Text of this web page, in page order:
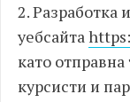
2. Разработка
уебсайта
като
курсисти и